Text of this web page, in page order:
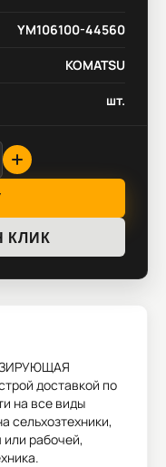
YM106100-44560
KOMATSU
шт.
КЛИК
доставкой по
на все виды
сельхозтехники,
рабочей,